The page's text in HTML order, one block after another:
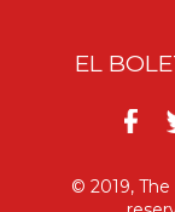
EL
SAFE
en© 2019,